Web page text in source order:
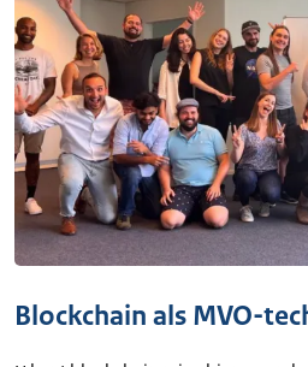
Blockchain als MVO-